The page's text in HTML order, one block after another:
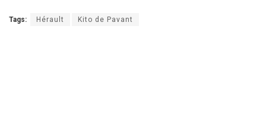
Tags: Hérault Kito de Pavant